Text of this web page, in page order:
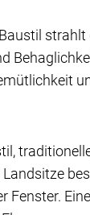
Fenster.